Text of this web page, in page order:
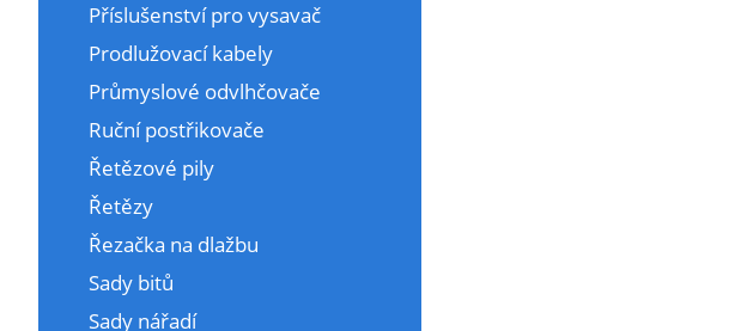
Příslušenství pro vysavač
Prodlužovací kabely
Průmyslové odvlhčovače
Ruční postřikovače
Řetězové pily
Řetězy
Řezačka na dlažbu
Sady bitů
Sady nářadí